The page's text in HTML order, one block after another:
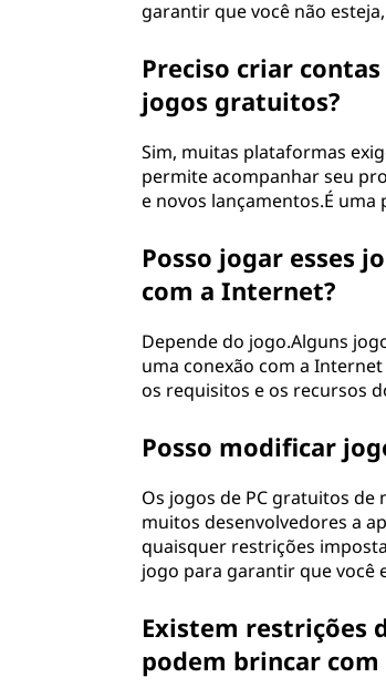
garantir que você não
Preciso criar
jogos gratuitos?
Sim, muitas plataformas
permite acompanhar seu
e novos lançamentos.É
Posso jogar esses
com a Internet?
Depende do jogo.Alguns
uma conexão com a
os requisitos e os recursos
Posso modificar
Os jogos de PC gratuitos
muitos desenvolvedores a
quaisquer restrições
jogo para garantir que você
Existem restrições
podem brincar com